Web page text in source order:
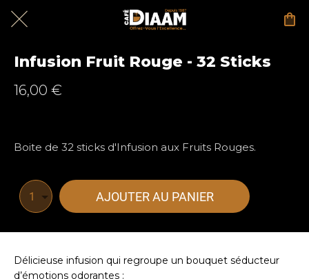
Infusion Fruit Rouge - 32 Sticks
16,00 €
Boite de 32 sticks d'Infusion aux Fruits Rouges.
1 AJOUTER AU PANIER
Délicieuse infusion qui regroupe un bouquet séducteur
d’émotions odorantes :